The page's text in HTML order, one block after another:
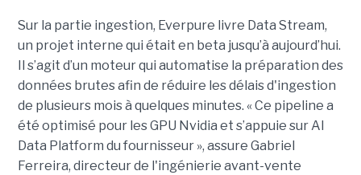
Sur la partie ingestion, Everpure livre Data Stream,
un projet interne qui était en beta jusqu’à aujourd’hui.
Il s’agit d’un moteur qui automatise la préparation des
données brutes afin de réduire les délais d'ingestion
de plusieurs mois à quelques minutes. « Ce pipeline a
été optimisé pour les GPU Nvidia et s’appuie sur AI
Data Platform du fournisseur », assure Gabriel
Ferreira, directeur de l'ingénierie avant-vente